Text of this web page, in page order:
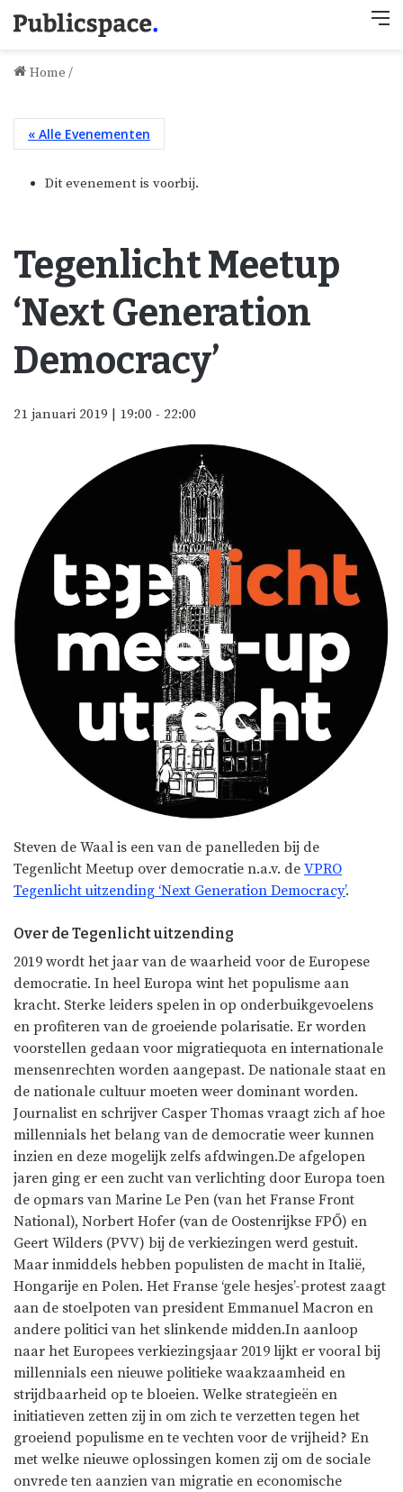
Home /
« Alle Evenementen
Dit evenement is voorbij.
Tegenlicht Meetup
‘Next Generation
Democracy’
21 januari 2019 | 19:00 - 22:00
Steven de Waal is een van de panelleden bij de
Tegenlicht Meetup over democratie n.a.v. de VPRO
Tegenlicht uitzending ‘Next Generation Democracy’.
Over de Tegenlicht uitzending
2019 wordt het jaar van de waarheid voor de Europese
democratie. In heel Europa wint het populisme aan
kracht. Sterke leiders spelen in op onderbuikgevoelens
en profiteren van de groeiende polarisatie. Er worden
voorstellen gedaan voor migratiequota en internationale
mensenrechten worden aangepast. De nationale staat en
de nationale cultuur moeten weer dominant worden.
Journalist en schrijver Casper Thomas vraagt zich af hoe
millennials het belang van de democratie weer kunnen
inzien en deze mogelijk zelfs afdwingen.De afgelopen
jaren ging er een zucht van verlichting door Europa toen
de opmars van Marine Le Pen (van het Franse Front
National), Norbert Hofer (van de Oostenrijkse FPŐ) en
Geert Wilders (PVV) bij de verkiezingen werd gestuit.
Maar inmiddels hebben populisten de macht in Italië,
Hongarije en Polen. Het Franse ‘gele hesjes’-protest zaagt
aan de stoelpoten van president Emmanuel Macron en
andere politici van het slinkende midden.In aanloop
naar het Europees verkiezingsjaar 2019 lijkt er vooral bij
millennials een nieuwe politieke waakzaamheid en
strijdbaarheid op te bloeien. Welke strategieën en
initiatieven zetten zij in om zich te verzetten tegen het
groeiend populisme en te vechten voor de vrijheid? En
met welke nieuwe oplossingen komen zij om de sociale
onvrede ten aanzien van migratie en economische